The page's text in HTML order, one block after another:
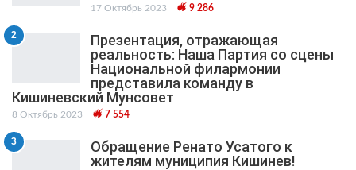
17 Октябрь 2023 9 286
2
Презентация, отражающая
реальность: Наша Партия со сцены
Национальной филармонии
представила команду в
Кишиневский Мунсовет
8 Октябрь 2023 7 554
3
Обращение Ренато Усатого к
жителям муниципия Кишинев!